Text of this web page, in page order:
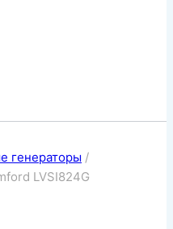
генераторы /
LVSI824G